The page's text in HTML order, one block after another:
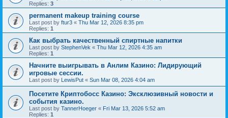
Replies: 3
permanent makeup training course
Last post by ftur3 « Thu Mar 12, 2026 8:35 pm
Replies: 1
Как выбрать качественный спиртные напитки
Last post by StephenVek « Thu Mar 12, 2026 4:35 am
Replies: 1
Начните выигрывать в Анлим Казино: Лидирующий
игровые сессии.
Last post by LewisPut « Sun Mar 08, 2026 4:04 am
Посетите Криптобосс Казино: Эксклюзивный новости и
события казино.
Last post by TannerHoeger « Fri Mar 13, 2026 5:52 am
Replies: 1